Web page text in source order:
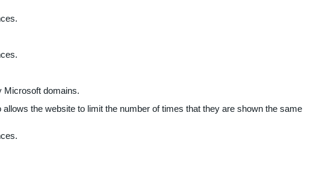
Microsoft domains.
the website to limit the number of times that they are shown the same